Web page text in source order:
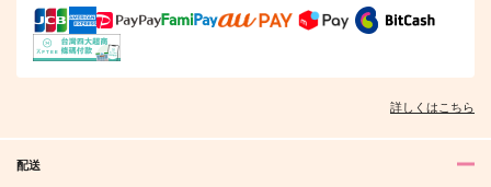
そんなに言うなら抱いてやる ファミレス行こ。 下
オレはお前に推されたい!! 隠れ狼と流され子羊
詳しくはこちら
配送